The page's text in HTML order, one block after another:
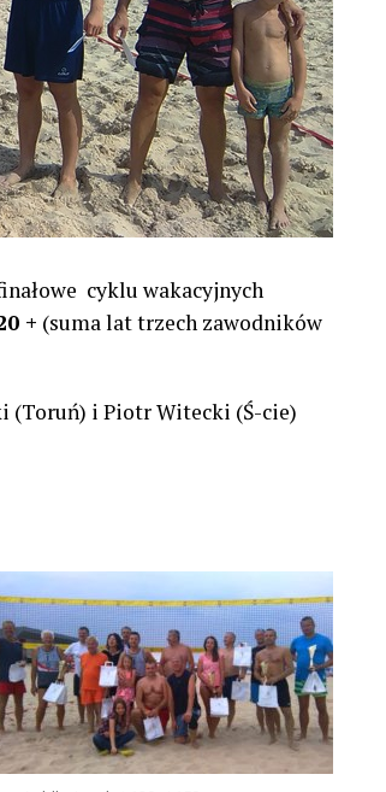
cyklu wakacyjnych
+ (suma lat trzech zawodników
(Toruń) i Piotr Witecki (Ś-cie)